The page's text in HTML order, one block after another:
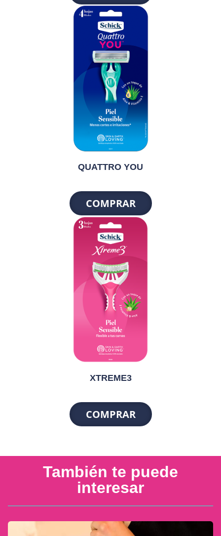
QUATTRO YOU
COMPRAR
XTREME3
COMPRAR
También te puede
interesar